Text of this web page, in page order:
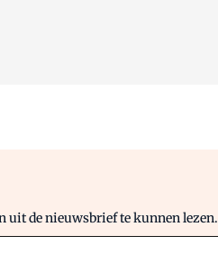
uit de nieuwsbrief te kunnen lezen.